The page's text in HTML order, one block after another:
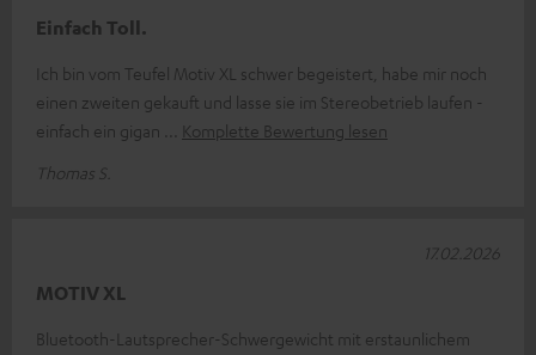
Einfach Toll.
Ich bin vom Teufel Motiv XL schwer begeistert, habe mir noch
einen zweiten gekauft und lasse sie im Stereobetrieb laufen -
einfach ein gigan
Komplette Bewertung lesen
Thomas S.
MOTIV XL
Bluetooth-Lautsprecher-Schwergewicht mit erstaunlichem
17.02.2026